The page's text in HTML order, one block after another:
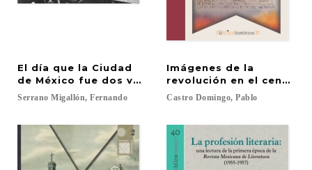
El día que la Ciudad
de México fue dos veces capital
Serrano Migallón, Fernando
Imágenes de la
revolución en el centro
Castro Domingo, Pablo